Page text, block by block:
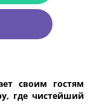
своим гостям
где чистейший